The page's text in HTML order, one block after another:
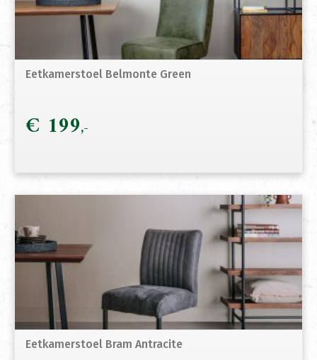
Eetkamerstoel Belmonte Green
€ 199
Eetkamerstoel Bram Antracite